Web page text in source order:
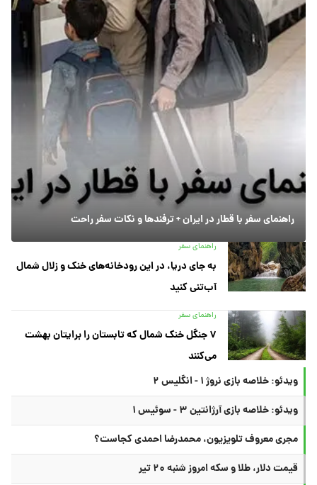
راهنمای سفر با قطار در ایران + ترفندها و نکات سفر راحت
راهنمای سفر
به جای دریا، در این رودخانه‌های خنک و زلال شمال
آب‌تنی کنید
راهنمای سفر
۷ جنگل خنک شمال که تابستان را برایتان بهشت
می‌کنند
ویدئو: خلاصه بازی نروژ ۱ - انگلیس ۲
ویدئو: خلاصه بازی آرژانتین ۳ - سوئیس ۱
مجری معروف تلویزیون، محمدرضا احمدی کجاست؟
قیمت دلار، طلا و سکه امروز شنبه ۲۰ تیر